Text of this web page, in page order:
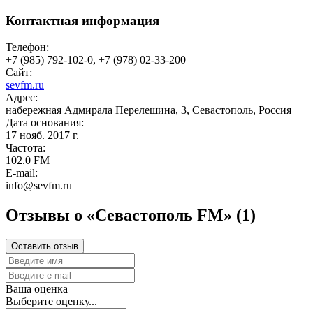
Контактная информация
Телефон:
+7 (985) 792-102-0, +7 (978) 02-33-200
Сайт:
sevfm.ru
Адрес:
набережная Адмирала Перелешина, 3, Севастополь, Россия
Дата основания:
17 нояб. 2017 г.
Частота:
102.0 FM
E-mail:
info@sevfm.ru
Отзывы о «Севастополь FM» (1)
Оставить отзыв
Ваша оценка
Выберите оценку...